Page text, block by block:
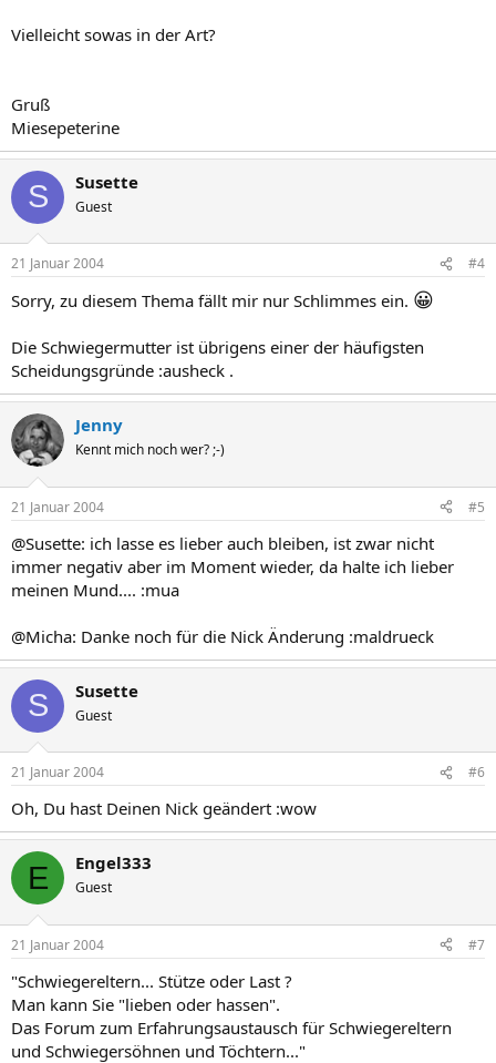
Vielleicht sowas in der Art?
Gruß
Miesepeterine
S Susette
Guest
21 Januar 2004 #4
Sorry, zu diesem Thema fällt mir nur Schlimmes ein. 😀
Die Schwiegermutter ist übrigens einer der häufigsten
Scheidungsgründe :ausheck .
Jenny
Kennt mich noch wer? ;-)
21 Januar 2004 #5
@Susette: ich lasse es lieber auch bleiben, ist zwar nicht
immer negativ aber im Moment wieder, da halte ich lieber
meinen Mund.... :mua
@Micha: Danke noch für die Nick Änderung :maldrueck
S Susette
Guest
21 Januar 2004 #6
Oh, Du hast Deinen Nick geändert :wow
E Engel333
Guest
21 Januar 2004 #7
"Schwiegereltern... Stütze oder Last ?
Man kann Sie "lieben oder hassen".
Das Forum zum Erfahrungsaustausch für Schwiegereltern
und Schwiegersöhnen und Töchtern..."